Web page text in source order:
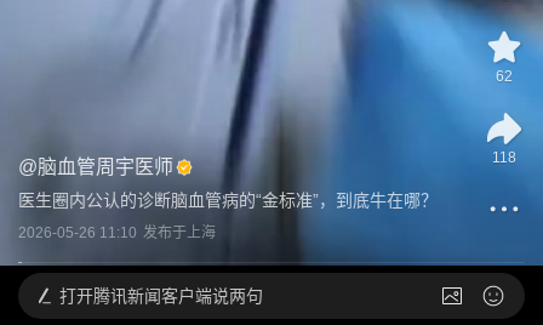
@脑血管周宇医师
医生圈内公认的诊断脑血管病的“金标准”，到底牛在哪？
2026-05-26 11:10 发布于上海
62
118
打开腾讯新闻客户端说两句